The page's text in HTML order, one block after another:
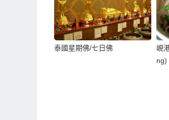
泰國星期佛/七日佛
峴
ng)